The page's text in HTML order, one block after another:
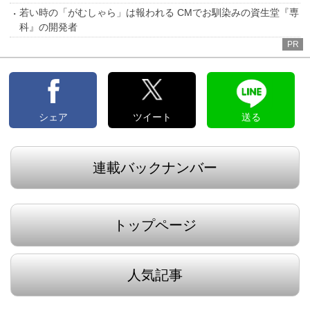
若い時の「がむしゃら」は報われる CMでお馴染みの資生堂『専
科』の開発者
PR
シェア ツイート 送る
連載バックナンバー
トップページ
人気記事